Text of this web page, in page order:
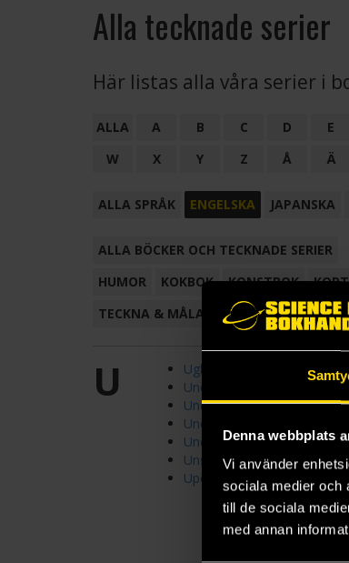
Denna webbplats
Vi använder
sociala medier och
till de sociala
med annan
Alla tecknade serier
Här listas alla våra serier i
ALLA A B C D E
W
X Y Z Å Ä
ALLA SPRÅK ENGELSKA JAPANSKA
ALLA BÖCKER OCH TECKNADE SERIER
HUMOR
KOKBOK KONSTBOK
TECKNA & MÅLA
TECKNAD SERIE
U
Uglies
Under Heaven
Under the Iron Sky
Under the Northern Sky
Under the Oak Tree (Novel)
Unsurvivable Love Duet
Upon a Broken Throne